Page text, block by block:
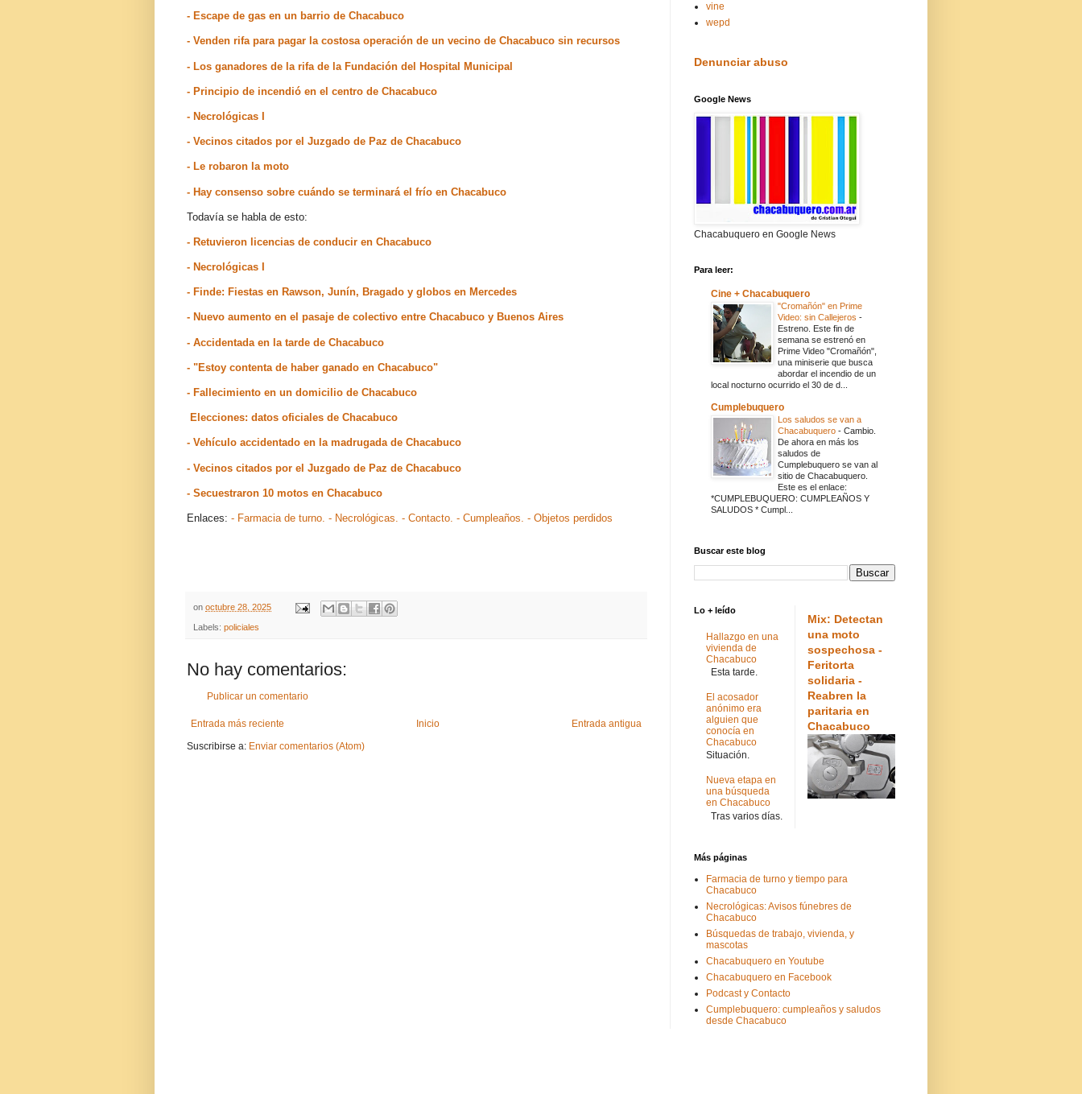
- Escape de gas en un barrio de Chacabuco
- Venden rifa para pagar la costosa operación de un vecino de Chacabuco sin recursos
- Los ganadores de la rifa de la Fundación del Hospital Municipal
- Principio de incendió en el centro de Chacabuco
- Necrológicas I
- Vecinos citados por el Juzgado de Paz de Chacabuco
- Le robaron la moto
- Hay consenso sobre cuándo se terminará el frío en Chacabuco
Todavía se habla de esto:
- Retuvieron licencias de conducir en Chacabuco
- Necrológicas I
- Finde: Fiestas en Rawson, Junín, Bragado y globos en Mercedes
- Nuevo aumento en el pasaje de colectivo entre Chacabuco y Buenos Aires
- Accidentada en la tarde de Chacabuco
- "Estoy contenta de haber ganado en Chacabuco"
- Fallecimiento en un domicilio de Chacabuco
Elecciones: datos oficiales de Chacabuco
- Vehículo accidentado en la madrugada de Chacabuco
- Vecinos citados por el Juzgado de Paz de Chacabuco
- Secuestraron 10 motos en Chacabuco
Enlaces: - Farmacia de turno. - Necrológicas. - Contacto. - Cumpleaños. - Objetos perdidos
on octubre 28, 2025
Labels: policiales
No hay comentarios:
Publicar un comentario
Entrada más reciente Entrada antigua
Inicio
Suscribirse a: Enviar comentarios (Atom)
vine
wepd
Denunciar abuso
Google News
Chacabuquero en Google News
Para leer:
Cine + Chacabuquero
"Cromañón" en Prime
Video: sin Callejeros -
Estreno. Este fin de
semana se estrenó en
Prime Video "Cromañón",
una miniserie que busca
abordar el incendio de un
local nocturno ocurrido el 30 de d...
Cumplebuquero
Los saludos se van a
Chacabuquero - Cambio.
De ahora en más los
saludos de
Cumplebuquero se van al
sitio de Chacabuquero.
Este es el enlace:
*CUMPLEBUQUERO: CUMPLEAÑOS Y
SALUDOS * Cumpl...
Buscar este blog
Lo + leído
Hallazgo en una
vivienda de
Chacabuco
Esta tarde.
El acosador
anónimo era
alguien que
conocía en
Chacabuco
Situación.
Nueva etapa en
una búsqueda
en Chacabuco
Tras varios días.
Mix: Detectan
una moto
sospechosa -
Feritorta
solidaria -
Reabren la
paritaria en
Chacabuco
Más páginas
Farmacia de turno y tiempo para
Chacabuco
Necrológicas: Avisos fúnebres de
Chacabuco
Búsquedas de trabajo, vivienda, y
mascotas
Chacabuquero en Youtube
Chacabuquero en Facebook
Podcast y Contacto
Cumplebuquero: cumpleaños y saludos
desde Chacabuco